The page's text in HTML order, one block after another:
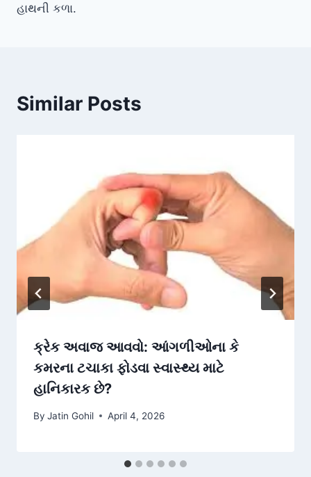
હાથની કળા.
Similar Posts
ક્રેક અવાજ આવવો: આંગળીઓના કે
કમરના ટચાકા ફોડવા સ્વાસ્થ્ય માટે
હાનિકારક છે?
By Jatin Gohil April 4, 2026